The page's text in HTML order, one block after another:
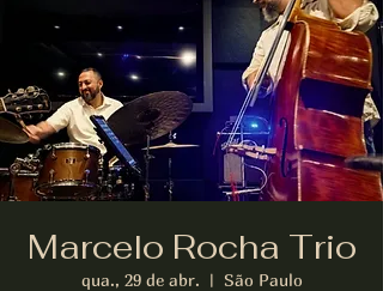
Marcelo Rocha Trio
qua., 29 de abr.
  |
São Paulo